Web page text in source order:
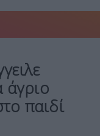
άγριο
παιδί